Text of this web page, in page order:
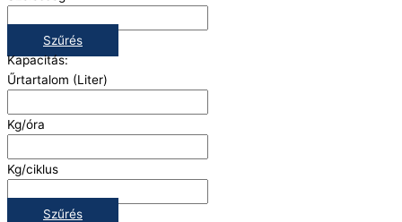
Szűrés
Kapacitás:
Űrtartalom (Liter)
Kg/óra
Kg/ciklus
Szűrés